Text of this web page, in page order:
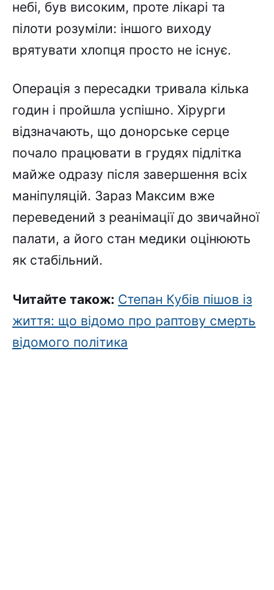
небі, був високим, проте лікарі та
пілоти розуміли: іншого виходу
врятувати хлопця просто не існує.
Операція з пересадки тривала кілька
годин і пройшла успішно. Хірурги
відзначають, що донорське серце
почало працювати в грудях підлітка
майже одразу після завершення всіх
маніпуляцій. Зараз Максим вже
переведений з реанімації до звичайної
палати, а його стан медики оцінюють
як стабільний.
Читайте також: Степан Кубів пішов із
життя: що відомо про раптову смерть
відомого політика